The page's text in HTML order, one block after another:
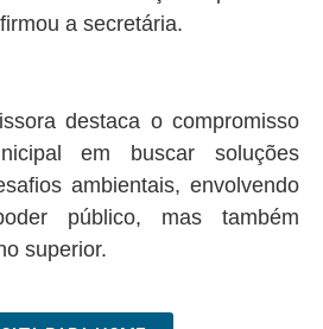
a secretária.
destaca o compromisso
em buscar soluções
ambientais, envolvendo
público, mas também
superior.